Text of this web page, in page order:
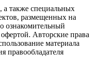
также специальных
размещенных на
ознакомительный
Авторские права
материала
правообладателя